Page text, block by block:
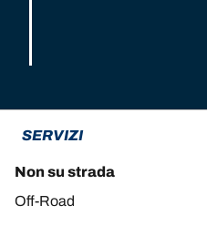
SERVIZI
Non su strada
Off-Road